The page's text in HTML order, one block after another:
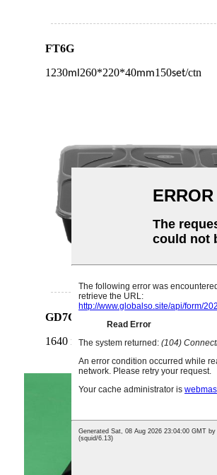
FT6G
1230ml 260*220*40mm150set/ctn
GD7G
1640 ml 280*235*50 mm 60 set/